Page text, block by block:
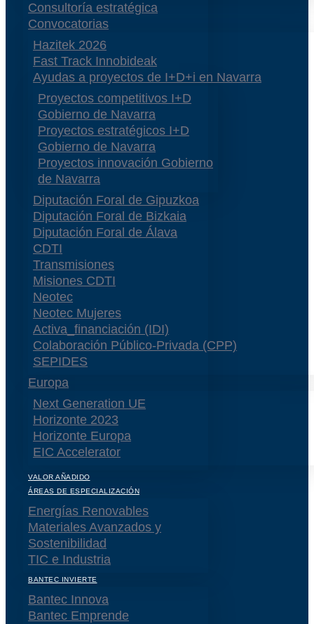
Consultoría estratégica
Convocatorias
Hazitek 2026
Fast Track Innobideak
Ayudas a proyectos de I+D+i en Navarra
Proyectos competitivos I+D
Gobierno de Navarra
Proyectos estratégicos I+D
Gobierno de Navarra
Proyectos innovación Gobierno
de Navarra
Diputación Foral de Gipuzkoa
Diputación Foral de Bizkaia
Diputación Foral de Álava
CDTI
Transmisiones
Misiones CDTI
Neotec
Neotec Mujeres
Activa_financiación (IDI)
Colaboración Público-Privada (CPP)
SEPIDES
Europa
Next Generation UE
Horizonte 2023
Horizonte Europa
EIC Accelerator
VALOR AÑADIDO
ÁREAS DE ESPECIALIZACIÓN
Energías Renovables
Materiales Avanzados y
Sostenibilidad
TIC e Industria
BANTEC INVIERTE
Bantec Innova
Bantec Emprende